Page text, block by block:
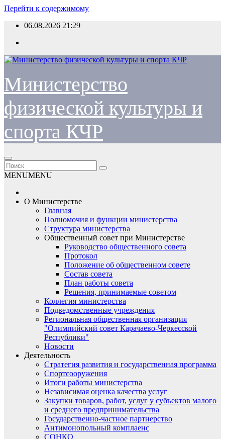
Перейти к содержимому
06.08.2026 21:29
Министерство
физической культуры и
спорта КЧР
MENUMENU
О Министерстве
Главная
Полномочия и функции министерства
Структура министерства
Общественный совет при Министерстве
Руководство общественного совета
Протокол
Положение об общественном совете
Состав совета
План работы совета
Решения, принимаемые советом
Коллегия министерства
Подведомственные учреждения
Региональная общественная организация
"Олимпийский совет Карачаево-Черкесской
Республики"
Новости
Деятельность
Стратегия развития и государственная программа
Спортсооружения
Итоги работы министерства
Независимая оценка качества услуг
Закупки товаров, работ, услуг у субъектов малого
и среднего предпринимательства
Государственно-частное партнерство
Антимонопольный комплаенс
СОНКО